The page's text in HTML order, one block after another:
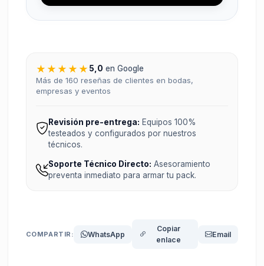
★★★★★ 5,0 en Google
Más de 160 reseñas de clientes en bodas,
empresas y eventos
Revisión pre-entrega: Equipos 100%
testeados y configurados por nuestros
técnicos.
Soporte Técnico Directo: Asesoramiento
preventa inmediato para armar tu pack.
COMPARTIR: WhatsApp
Copiar
enlace
Email